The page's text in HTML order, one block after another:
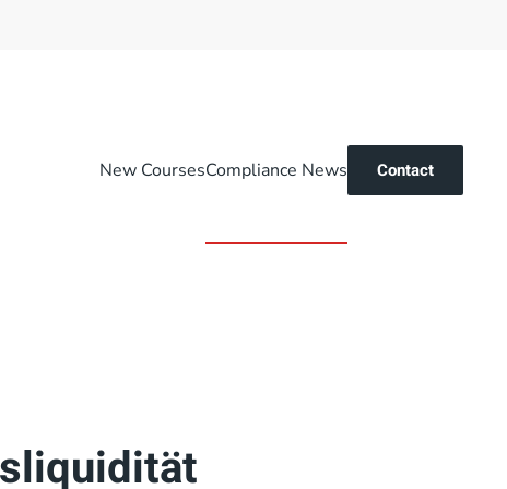
New CoursesCompliance News Contact